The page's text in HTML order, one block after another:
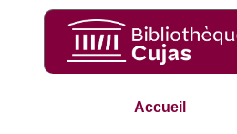
Accueil